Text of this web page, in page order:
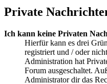
Private
Ich kann keine Privaten
Hierfür kann es drei
registriert und / oder
Administration hat
Forum ausgeschaltet.
Administrator dir das